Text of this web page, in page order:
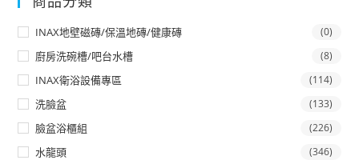
INAX地壁磁磚/保溫地磚/健康磚 (0)
廚房洗碗槽/吧台水槽 (8)
INAX衛浴設備專區 (114)
洗臉盆 (133)
臉盆浴櫃組 (226)
水龍頭 (346)